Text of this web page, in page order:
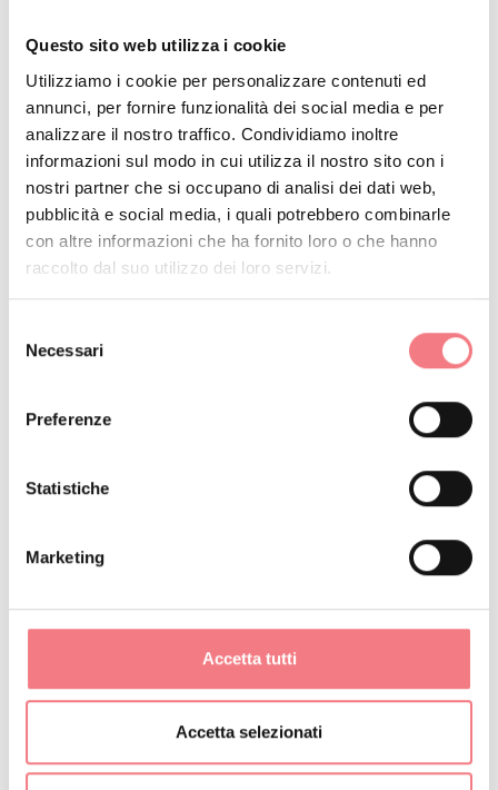
Questo sito web utilizza i cookie
Utilizziamo i cookie per personalizzare contenuti ed
annunci, per fornire funzionalità dei social media e per
analizzare il nostro traffico. Condividiamo inoltre
informazioni sul modo in cui utilizza il nostro sito con i
nostri partner che si occupano di analisi dei dati web,
pubblicità e social media, i quali potrebbero combinarle
con altre informazioni che ha fornito loro o che hanno
raccolto dal suo utilizzo dei loro servizi.
delNecessari
Preferenze
Statistiche
Marketing
Accetta tutti
Accetta selezionati